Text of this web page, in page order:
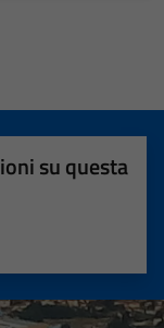
su questa